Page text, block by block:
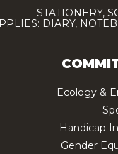
STATIONERY,
DIARY,
Ecology &
Handicap
Gender